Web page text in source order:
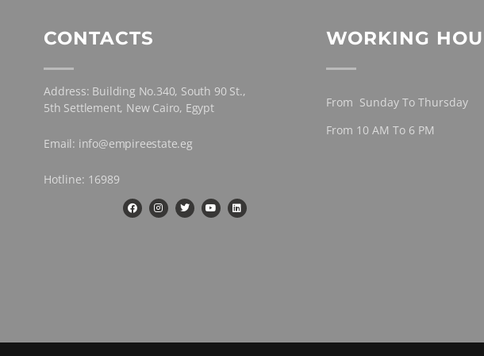
CONTACTS
Address: Building No.340, South 90 St.,
5th Settlement, New Cairo, Egypt
Email: info@empireestate.eg
Hotline: 16989
WORKING
From Sunday To Thursday
From 10 AM To 6 PM